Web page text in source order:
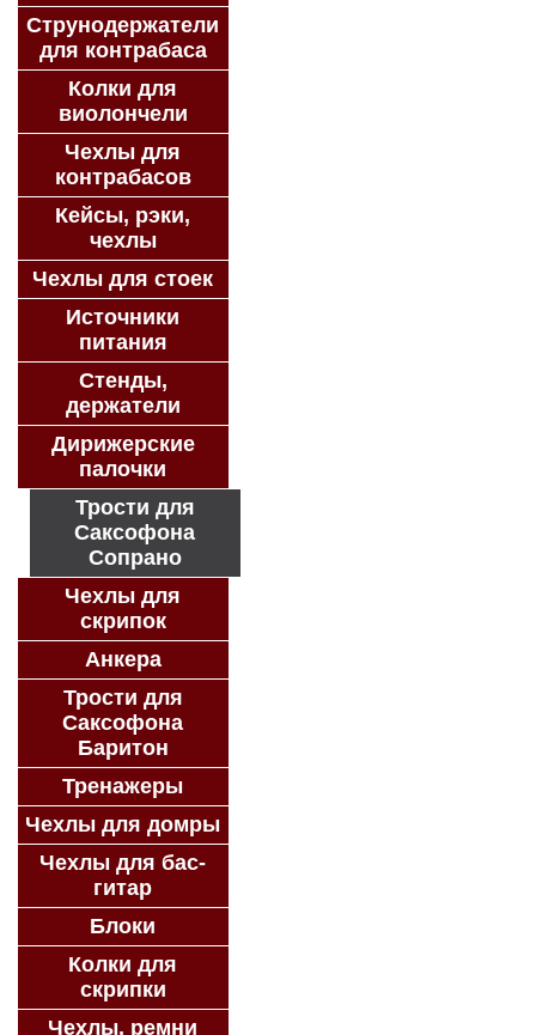
Струнодержатели
для контрабаса
Колки для
виолончели
Чехлы для
контрабасов
Кейсы, рэки,
чехлы
Чехлы для стоек
Источники
питания
Стенды,
держатели
Дирижерские
палочки
Трости для
Саксофона
Сопрано
Чехлы для
скрипок
Анкера
Трости для
Саксофона
Баритон
Тренажеры
Чехлы для домры
Чехлы для бас-
гитар
Блоки
Колки для
скрипки
Чехлы, ремни